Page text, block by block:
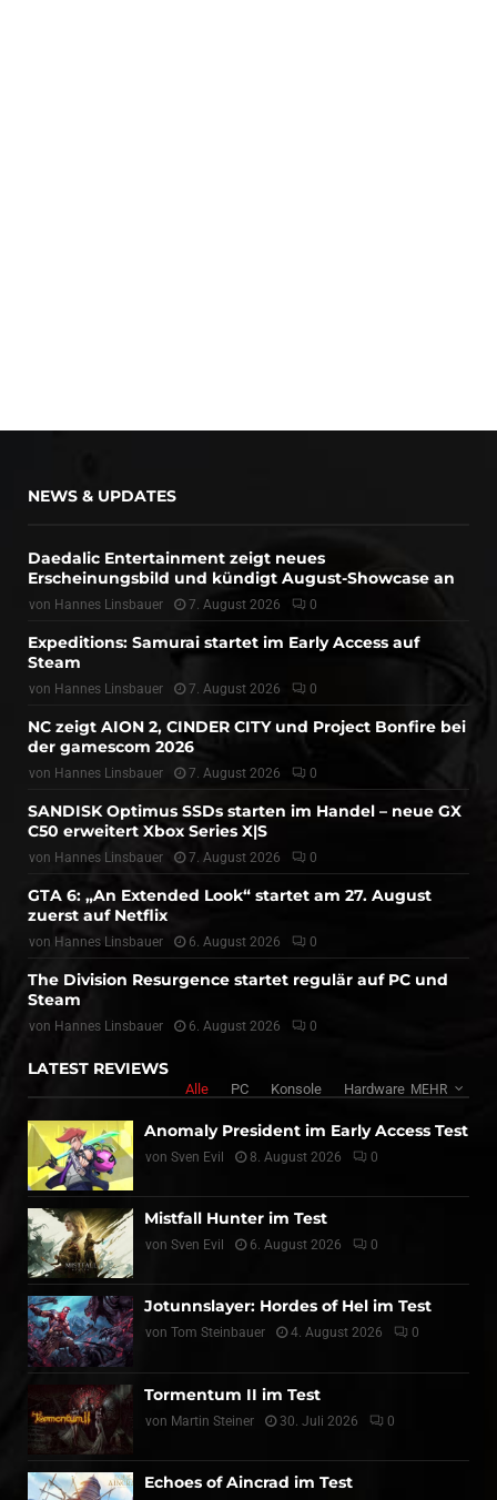
NEWS & UPDATES
Daedalic Entertainment zeigt neues
Erscheinungsbild und kündigt August-Showcase an
von Hannes Linsbauer 7. August 2026 0
Expeditions: Samurai startet im Early Access auf
Steam
von Hannes Linsbauer 7. August 2026 0
NC zeigt AION 2, CINDER CITY und Project Bonfire bei
der gamescom 2026
von Hannes Linsbauer 7. August 2026 0
SANDISK Optimus SSDs starten im Handel – neue GX
C50 erweitert Xbox Series X|S
von Hannes Linsbauer 7. August 2026 0
GTA 6: „An Extended Look“ startet am 27. August
zuerst auf Netflix
von Hannes Linsbauer 6. August 2026 0
The Division Resurgence startet regulär auf PC und
Steam
von Hannes Linsbauer 6. August 2026 0
LATEST REVIEWS
Alle PC Konsole Hardware MEHR
Anomaly President im Early Access Test
von Sven Evil 8. August 2026 0
Mistfall Hunter im Test
von Sven Evil 6. August 2026 0
Jotunnslayer: Hordes of Hel im Test
von Tom Steinbauer 4. August 2026 0
Tormentum II im Test
von Martin Steiner 30. Juli 2026 0
Echoes of Aincrad im Test